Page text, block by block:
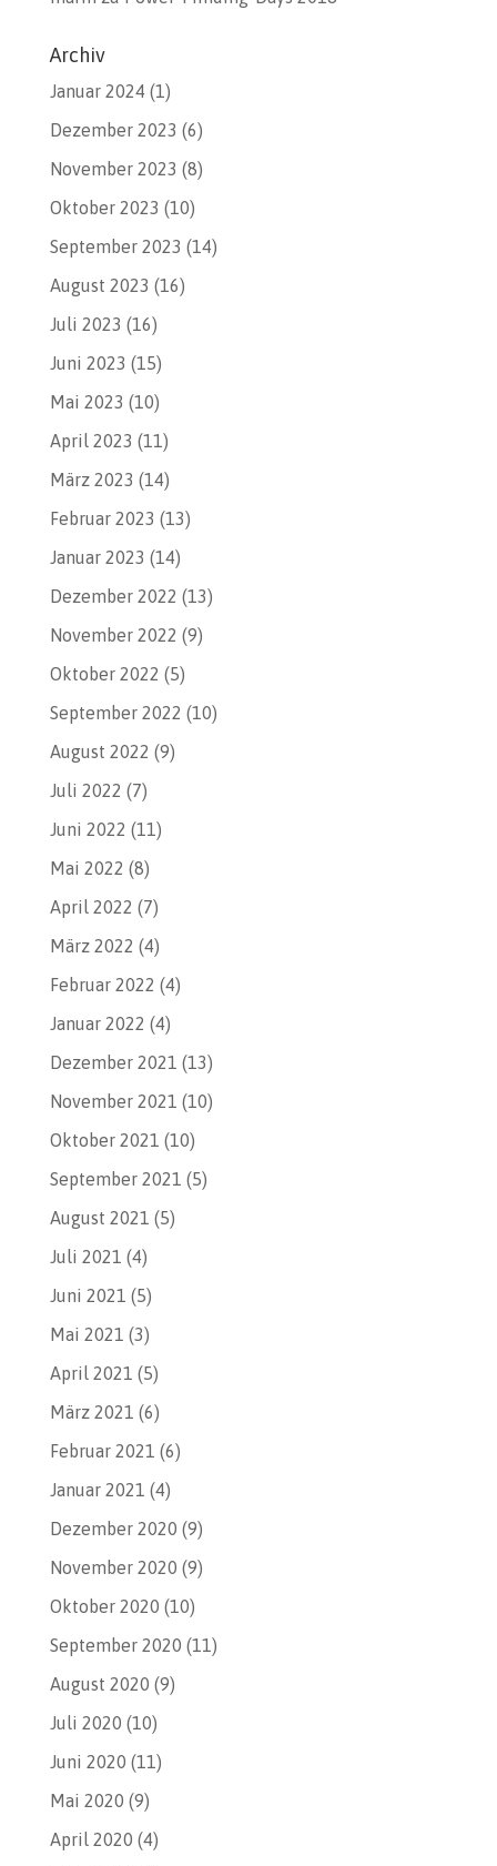
Archiv
Januar 2024(1)
Dezember 2023 (6)
November 2023 (8)
Oktober 2023 (10)
September 2023 (14)
August 2023 (16)
Juli 2023 (16)
Juni 2023 (15)
Mai 2023 (10)
April 2023 (11)
März 2023 (14)
Februar 2023 (13)
Januar 2023 (14)
Dezember 2022 (13)
November 2022 (9)
Oktober 2022 (5)
September 2022 (10)
August 2022 (9)
Juli 2022 (7)
Juni 2022 (11)
Mai 2022 (8)
April 2022 (7)
März 2022 (4)
Februar 2022 (4)
Januar 2022 (4)
Dezember 2021 (13)
November 2021 (10)
Oktober 2021 (10)
September 2021 (5)
August 2021 (5)
Juli 2021 (4)
Juni 2021 (5)
Mai 2021 (3)
April 2021 (5)
März 2021 (6)
Februar 2021 (6)
Januar 2021 (4)
Dezember 2020 (9)
November 2020 (9)
Oktober 2020 (10)
September 2020 (11)
August 2020 (9)
Juli 2020 (10)
Juni 2020 (11)
Mai 2020 (9)
April 2020 (4)